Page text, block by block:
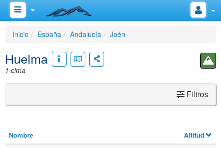
Inicio España Andalucía Jaén
Huelma
1 cima
Filtros
Nombre Altitud